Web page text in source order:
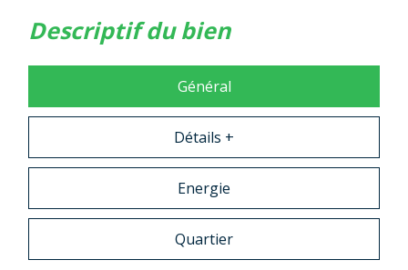
descriptif du bien
Général
Détails +
Energie
Quartier